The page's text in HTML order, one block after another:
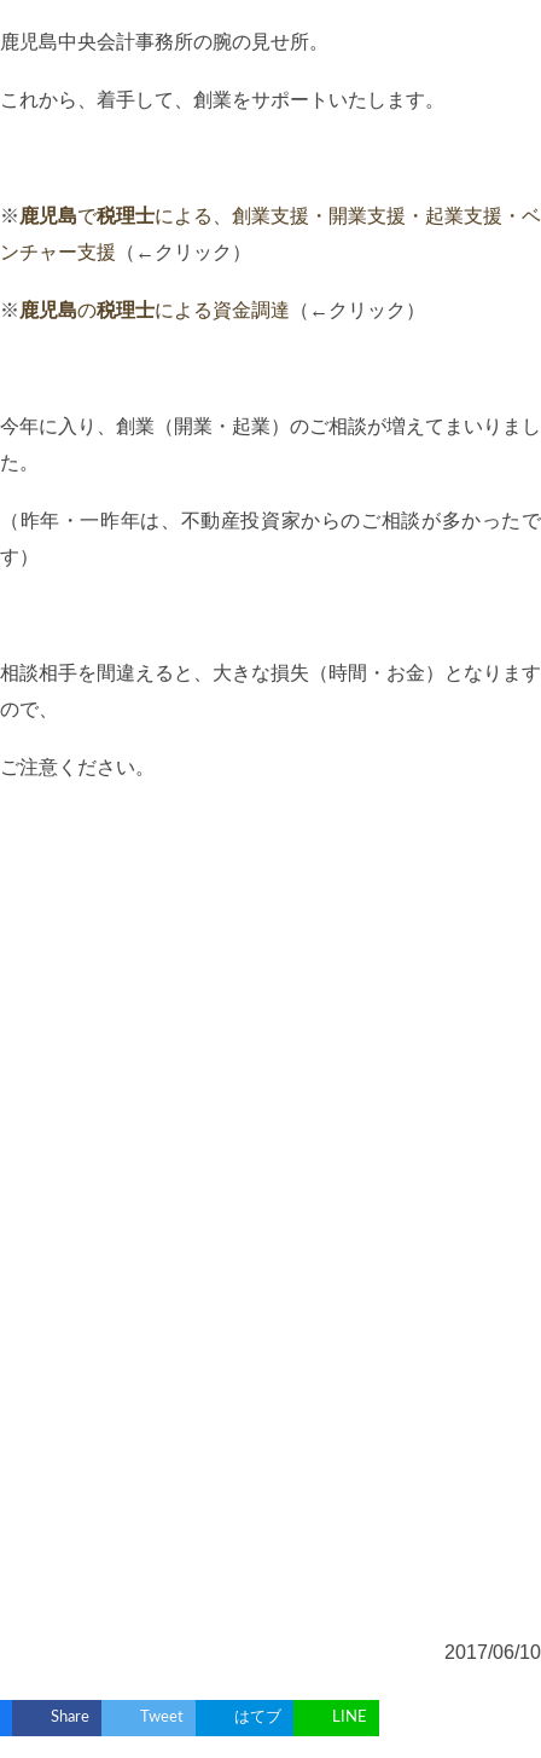
鹿児島中央会計事務所の腕の見せ所。
これから、着手して、創業をサポートいたします。
※ 鹿児島で税理士による、創業支援・開業支援・起業支援・ベ
ンチャー支援 （←クリック）
※ 鹿児島の税理士による資金調達 （←クリック）
今年に入り、創業（開業・起業）のご相談が増えてまいりまし
た。
（昨年・一昨年は、不動産投資家からのご相談が多かったで
す）
相談相手を間違えると、大きな損失（時間・お金）となります
ので、
ご注意ください。
2017/06/10
Share Tweet はてブ LINE